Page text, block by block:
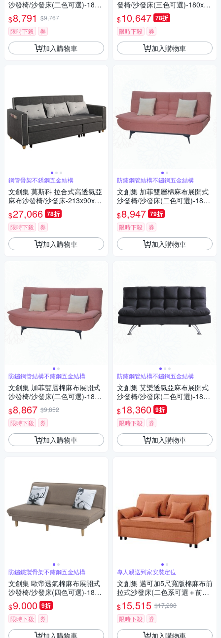
沙發椅/沙發床(二色可選)-182x
75x84cm免組
$8,791 $9,767
限時下殺
券
加入購物車
鋼管骨架不銹鋼五金結構
文創集 莫斯科 拉合式高透氣亞
麻布沙發椅/沙發床-213x90x93
cm免組
$27,066 78折
限時下殺 券
加入購物車
防鏽鋼管結構不鏽鋼五金結構
文創集 加菲雙層棉麻布展開式
沙發椅/沙發床(二色可選)-188x
74x95cm免組
$8,867 $9,852
限時下殺
券
加入購物車
防鏽鐵製骨架不鏽鋼五金結構
文創集 歐帝透氣棉麻布展開式
沙發椅/沙發床(四色可選)-183x
77x77cm免組
$9,000 9折
限時下殺 券
加入購物車
發椅/沙發床(三色可選)-180x88
x94cm免組
$10,647 78折
限時下殺 券
加入購物車
防鏽鋼管結構不鏽鋼五金結構
文創集 加菲雙層棉麻布展開式
沙發椅/沙發床(二色可選)-188x
74x95cm免組
$8,947 79折
限時下殺 券
加入購物車
防鏽鋼管結構不鏽鋼五金結構
文創集 艾樂透氣亞麻布展開式
沙發椅/沙發床(二色可選)-180x
75x89cm免組
$18,360 9折
限時下殺 券
加入購物車
專人親送到家安裝定位
文創集 邁可加5尺寬版棉麻布前
拉式沙發床(二色系可選＋前拉
式機能設計)-150x86x89cm免
組
$15,515 $17,238
限時下殺
券
加入購物車